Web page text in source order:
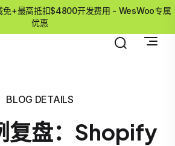
+最高抵扣$4800开发费用 - WesWoo专属
优惠
BLOG DETAILS
复盘：Shopify